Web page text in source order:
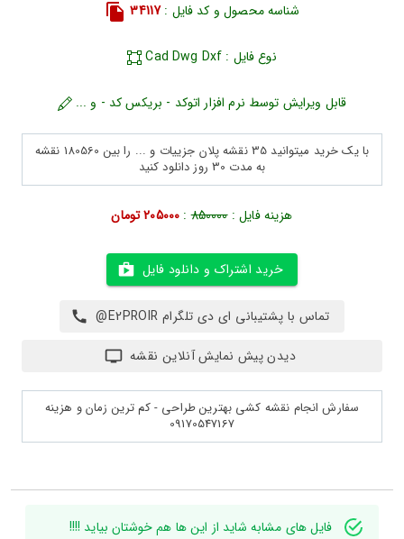
شناسه محصول و کد فایل :34117
نوع فایل : Cad Dwg Dxf
قابل ویرایش توسط نرم افزار اتوکد - بریکس کد - و ...
با یک خرید میتوانید 35 نقشه پلان جزییات و ... را بین 180560 نقشه
به مدت 30 روز دانلود کنید
هزینه فایل :850000
: 205000 تومان
خرید اشتراک و دانلود فایل
تماس با پشتیبانی ای دی تلگرام E2PROIR@
دیدن پیش نمایش آنلاین نقشه
سفارش انجام نقشه کشی بهترین طراحی - کم ترین زمان و هزینه
09170547167
فایل های مشابه شاید از این ها هم خوشتان بیاید !!!!